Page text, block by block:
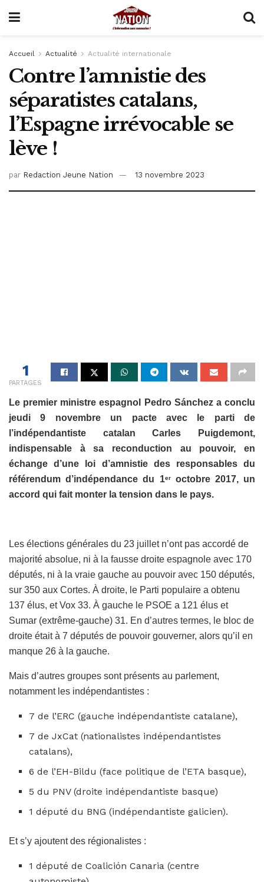
Accueil Actualité Actualité internationale
Contre l’amnistie des
séparatistes catalans,
l’Espagne irrévocable se
lève !
par Redaction Jeune Nation 13 novembre 2023
1
PARTAGES
Le premier ministre espagnol Pedro Sánchez a conclu
jeudi 9 novembre un pacte avec le parti de
l’indépendantiste catalan Carles Puigdemont,
indispensable à sa reconduction au pouvoir, en
échange d’une loi d’amnistie des responsables du
référendum d’indépendance du 1eroctobre 2017, un
accord qui fait monter la tension dans le pays.
Les élections générales du 23 juillet n’ont pas accordé de
majorité absolue, ni à la fausse droite espagnole avec 170
députés, ni à la vraie gauche au pouvoir avec 150 députés,
sur 350 aux Cortes. À droite, le Parti populaire a obtenu
137 élus, et Vox 33. À gauche le PSOE a 121 élus et
Sumar (extrême-gauche) 31. En d’autres termes, le bloc de
droite était à 7 députés de pouvoir gouverner, alors qu’il en
manque 26 à la gauche.
Mais d’autres groupes sont présents au parlement,
notamment les indépendantistes :
7 de l’ERC (gauche indépendantiste catalane),
7 de JxCat (nationalistes indépendantistes
catalans),
6 de l’EH-Bildu (face politique de l’ETA basque),
5 du PNV (droite indépendantiste basque)
1 député du BNG (indépendantiste galicien).
Et s’y ajoutent des régionalistes :
1 député de Coalición Canaria (centre